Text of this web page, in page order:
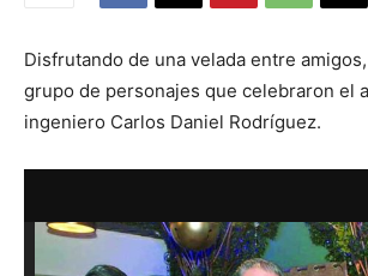
Disfrutando de una velada entre
grupo de personajes que celebraron el
ingeniero Carlos Daniel Rodríguez.